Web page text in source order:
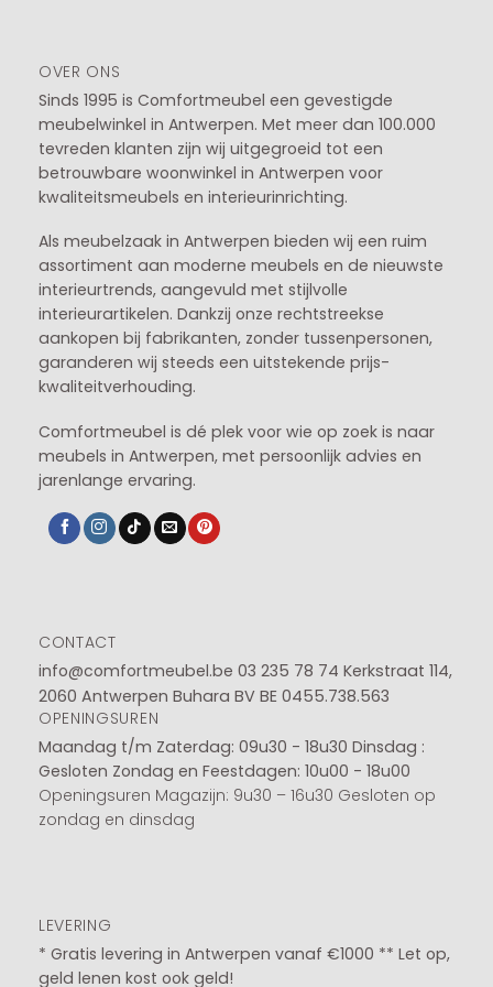
OVER ONS
Sinds 1995 is Comfortmeubel een gevestigde
meubelwinkel in Antwerpen. Met meer dan 100.000
tevreden klanten zijn wij uitgegroeid tot een
betrouwbare woonwinkel in Antwerpen voor
kwaliteitsmeubels en interieurinrichting.
Als meubelzaak in Antwerpen bieden wij een ruim
assortiment aan moderne meubels en de nieuwste
interieurtrends, aangevuld met stijlvolle
interieurartikelen. Dankzij onze rechtstreekse
aankopen bij fabrikanten, zonder tussenpersonen,
garanderen wij steeds een uitstekende prijs-
kwaliteitverhouding.
Comfortmeubel is dé plek voor wie op zoek is naar
meubels in Antwerpen, met persoonlijk advies en
jarenlange ervaring.
CONTACT
info@comfortmeubel.be 03 235 78 74 Kerkstraat 114,
2060 Antwerpen Buhara BV BE 0455.738.563
OPENINGSUREN
Maandag t/m Zaterdag: 09u30 - 18u30 Dinsdag :
Gesloten Zondag en Feestdagen: 10u00 - 18u00
Openingsuren Magazijn: 9u30 – 16u30 Gesloten op
zondag en dinsdag
LEVERING
* Gratis levering in Antwerpen vanaf €1000 ** Let op,
geld lenen kost ook geld!